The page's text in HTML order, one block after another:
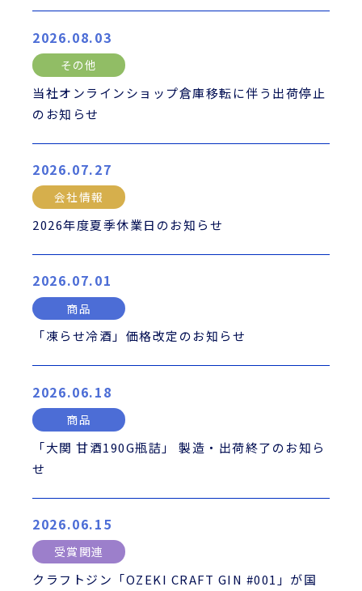
2026.08.03
その他
当社オンラインショップ倉庫移転に伴う出荷停止
のお知らせ
2026.07.27
会社情報
2026年度夏季休業日のお知らせ
2026.07.01
商品
「凍らせ冷酒」価格改定のお知らせ
2026.06.18
商品
「大関 甘酒190G瓶詰」 製造・出荷終了のお知ら
せ
2026.06.15
受賞関連
クラフトジン「OZEKI CRAFT GIN #001」が国